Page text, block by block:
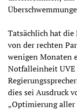
Tatsächlich hat
von der rechten
wenigen Monaten
Notfalleinheit UVE
dies sei Ausdruck
„Optimierung